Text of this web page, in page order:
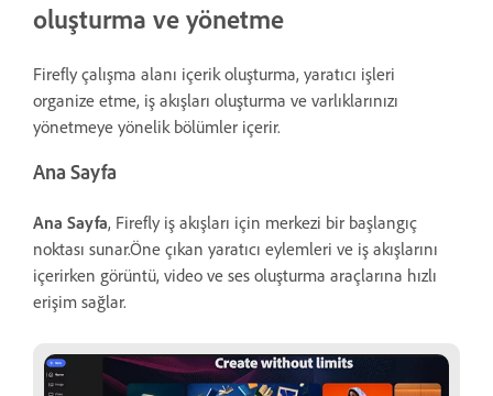
oluşturma ve yönetme
Firefly çalışma alanı içerik oluşturma, yaratıcı işleri
organize etme, iş akışları oluşturma ve varlıklarınızı
yönetmeye yönelik bölümler içerir.
Ana Sayfa
Ana Sayfa, Firefly iş akışları için merkezi bir başlangıç
noktası sunar.Öne çıkan yaratıcı eylemleri ve iş akışlarını
içerirken görüntü, video ve ses oluşturma araçlarına hızlı
erişim sağlar.